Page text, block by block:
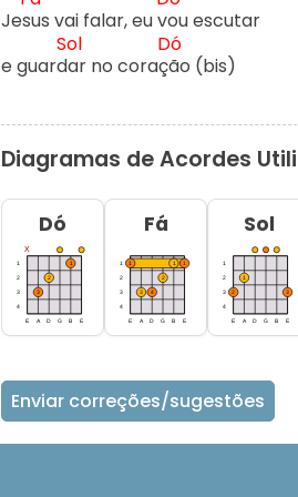
Jesus vai falar, eu vou escutar
e guard
Sol
ar no coraç
Dó
ão (bis)
Diagramas de Acordes
Dó Fá Sol
Enviar correções/sugestões